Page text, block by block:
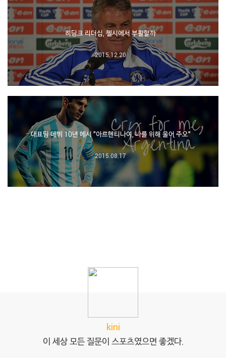
히딩크 리더십, 첼시에서 부활할까
2015.12.20
대표팀 데뷔 10년 메시 "아르헨티나여, 나를 위해 울어 주오"
2015.08.17
kini
이 세상 모든 질문이 스포츠였으면 좋겠다.